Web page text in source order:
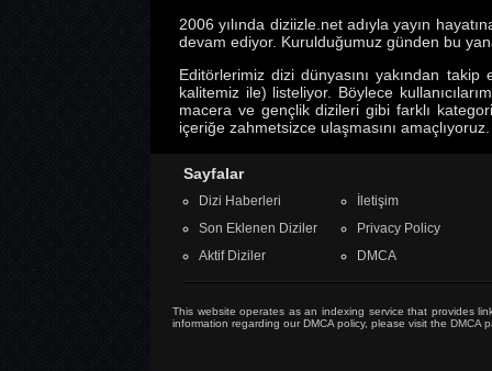
2006 yılında diziizle.net adıyla yayın
devam ediyor. Kurulduğumuz günden bu
Editörlerimiz dizi dünyasını yakından takip
kalitemiz ile) listeliyor. Böylece
macera ve gençlik dizileri gibi farklı
içeriğe zahmetsizce ulaşmasını amaçlıyoruz.
Sayfalar
Dizi Haberleri
İletişim
Son Eklenen Diziler
Privacy Policy
Aktif Diziler
DMCA
This website operates as an indexing service that provides
information regarding our DMCA policy, please visit the DMCA